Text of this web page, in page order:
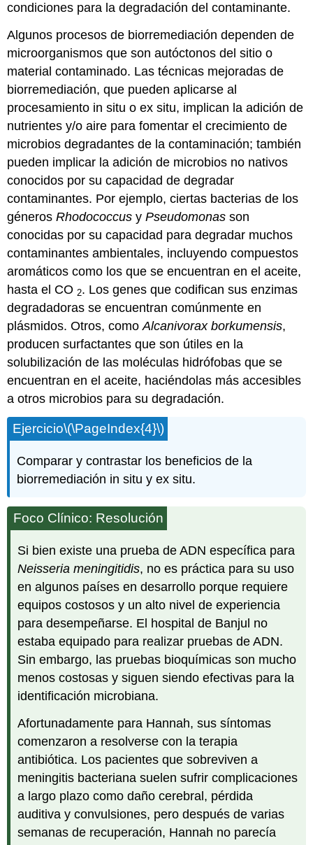
condiciones para la degradación del contaminante.
Algunos procesos de biorremediación dependen de
microorganismos que son autóctonos del sitio o
material contaminado. Las técnicas mejoradas de
biorremediación, que pueden aplicarse al
procesamiento in situ o ex situ, implican la adición de
nutrientes y/o aire para fomentar el crecimiento de
microbios degradantes de la contaminación; también
pueden implicar la adición de microbios no nativos
conocidos por su capacidad de degradar
contaminantes. Por ejemplo, ciertas bacterias de los
génerosRhodococcus yPseudomonas son
conocidas por su capacidad para degradar muchos
contaminantes ambientales, incluyendo compuestos
aromáticos como los que se encuentran en el aceite,
hasta el CO 2. Los genes que codifican sus enzimas
degradadoras se encuentran comúnmente en
plásmidos. Otros, comoAlcanivorax borkumensis,
producen surfactantes que son útiles en la
solubilización de las moléculas hidrófobas que se
encuentran en el aceite, haciéndolas más accesibles
a otros microbios para su degradación.
Ejercicio\(\PageIndex{4}\)
Comparar y contrastar los beneficios de la
biorremediación in situ y ex situ.
Foco Clínico: Resolución
Si bien existe una prueba de ADN específica para
Neisseria meningitidis, no es práctica para su uso
en algunos países en desarrollo porque requiere
equipos costosos y un alto nivel de experiencia
para desempeñarse. El hospital de Banjul no
estaba equipado para realizar pruebas de ADN.
Sin embargo, las pruebas bioquímicas son mucho
menos costosas y siguen siendo efectivas para la
identificación microbiana.
Afortunadamente para Hannah, sus síntomas
comenzaron a resolverse con la terapia
antibiótica. Los pacientes que sobreviven a
meningitis bacteriana suelen sufrir complicaciones
a largo plazo como daño cerebral, pérdida
auditiva y convulsiones, pero después de varias
semanas de recuperación, Hannah no parecía